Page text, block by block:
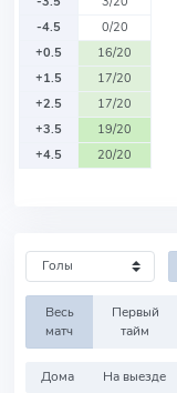
-4.5
0/20
+0.5
16/20
+1.5
17/20
+2.5
17/20
+3.5
19/20
+4.5
20/20
Весь
матч
Первый
тайм
Дома На выезде